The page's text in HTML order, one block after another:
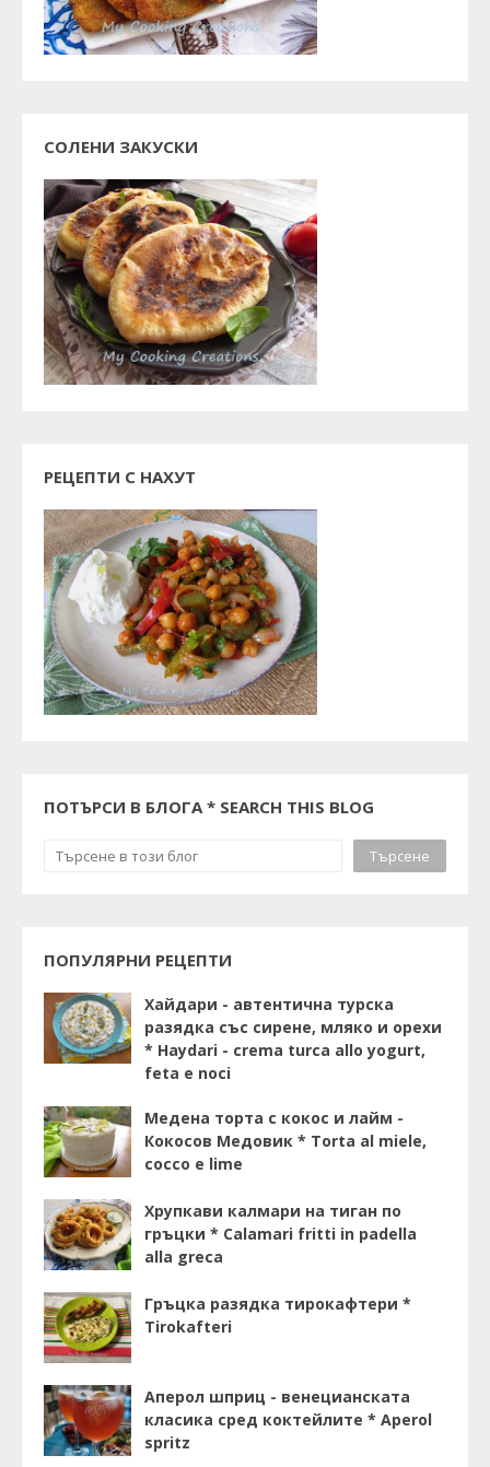
СОЛЕНИ ЗАКУСКИ
РЕЦЕПТИ С НАХУТ
ПОТЪРСИ В БЛОГА * SEARCH THIS BLOG
ПОПУЛЯРНИ РЕЦЕПТИ
Хайдари - автентична турска
разядка със сирене, мляко и орехи
* Haydari - crema turca allo yogurt,
feta e noci
Медена торта с кокос и лайм -
Кокосов Медовик * Torta al miele,
cocco e lime
Хрупкави калмари на тиган по
гръцки * Calamari fritti in padella
alla greca
Гръцка разядка тирокафтери *
Tirokafteri
Аперол шприц - венецианската
класика сред коктейлите * Aperol
spritz